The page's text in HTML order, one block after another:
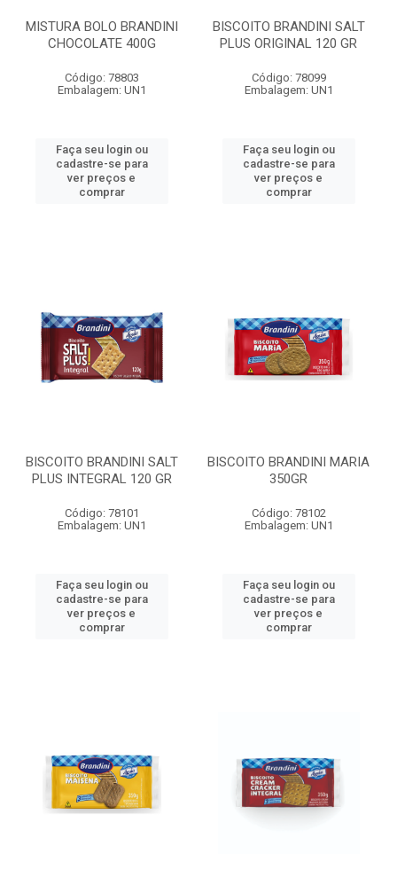
MISTURA BOLO BRANDINI
CHOCOLATE 400G
Código: 78803
Embalagem: UN1
Faça seu login ou
cadastre-se para
ver preços e
comprar
BISCOITO BRANDINI SALT
PLUS ORIGINAL 120 GR
Código: 78099
Embalagem: UN1
Faça seu login ou
cadastre-se para
ver preços e
comprar
BISCOITO BRANDINI SALT
PLUS INTEGRAL 120 GR
Código: 78101
Embalagem: UN1
Faça seu login ou
cadastre-se para
ver preços e
comprar
BISCOITO BRANDINI MARIA
350GR
Código: 78102
Embalagem: UN1
Faça seu login ou
cadastre-se para
ver preços e
comprar